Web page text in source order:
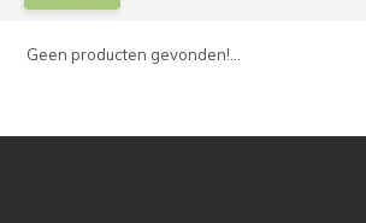
Geen producten gevonden!...